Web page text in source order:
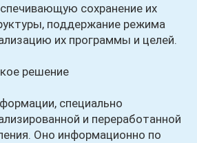
сохранение их
поддержание режима
их программы и целей.
решение
специально
и переработанной
Оно информационно по